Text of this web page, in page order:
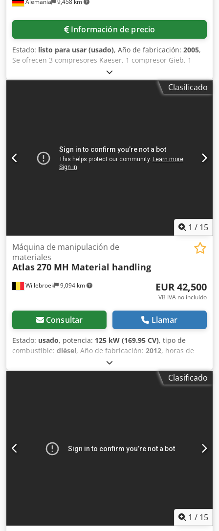
agua/aceite. El pequeño regulador de aire del CI3000
partículas de 5 micras. Asegúrese de que se instale un
separador de agua/aceite independiente y no confíe
último está diseñado únicamente como dispositivo
complementario. Especificaciones del aire comprimido
Presión: 80-100 PSI (552-689 kPa) Caudal: 4 CFM (0,11
m³/min) Dimensiones: Dimensiones totales del CI3000 37,5
de ancho x 29 de profundidad x 72" de alto (95 de ancho x
suministro: (Ver imagen) (Se reservan los derechos a
modificaciones e errores en los datos técnicos). Estaremos
encantados de responder a cualquier pregunta adicional
Alemania 9,458 km
Información de precio
Estado: listo para usar (usado), Año de fabricación: 2005,
Se ofrecen 3 compresores Kaeser, 1 compresor Gieb, 1
compresor Atlas Copco y un depósito a presión de
Maschinen- und Behälterbau. 1) Compresor Gieb, 750/250-
11, año de fabricación: 2005, presión máxima de
Compresor Atlas Copco LT con cubierta acústica, presión
de funcionamiento: 15 bar. 6) Depósito a presión de
Maschinen- und Behälterbau, volumen: 350 l, año de
Clasificado
1 / 15
Willebroek 9,094 km
Máquina de manipulación de
materiales
Atlas270 MH Material handling
EUR 42,500
VB IVA no incluído
Consultar Llamar
Estado: usado, potencia: 125 kW (169.95 CV), tipo de
combustible: diésel, Año de fabricación: 2012, horas de
, Atlas 270 MH – Brazo largo – con
funciones de pinza, rotación y magnética – Cabina
hidráulica – 4 estabilizadores – Carga útil total: 29.500 kg –
autopista A12, cerca del puerto de Amberes. Horario de
atención: de lunes a viernes, de forma continua, de 8.30 a
Clasificado
1 / 15